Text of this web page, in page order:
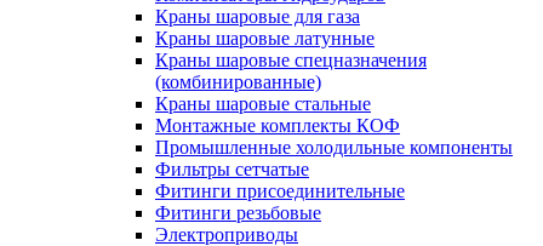
Краны шаровые для газа
Краны шаровые латунные
Краны шаровые спецназначения
(комбинированные)
Краны шаровые стальные
Монтажные комплекты КОФ
Промышленные холодильные компоненты
Фильтры сетчатые
Фитинги присоединительные
Фитинги резьбовые
Электроприводы